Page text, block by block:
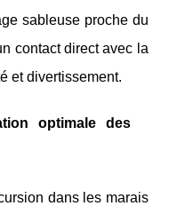
sableuse proche du
contact direct avec la
et divertissement.
optimale des
dans les marais